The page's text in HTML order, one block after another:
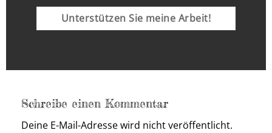
Unterstützen Sie meine Arbeit!
Schreibe einen Kommentar
Deine E-Mail-Adresse wird nicht veröffentlicht.